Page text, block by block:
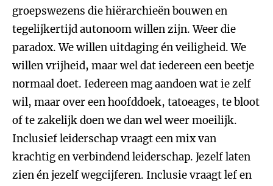
groepswezens die hiërarchieën bouwen en
tegelijkertijd autonoom willen zijn. Weer die
paradox. We willen uitdaging én veiligheid. We
willen vrijheid, maar wel dat iedereen een beetje
normaal doet. Iedereen mag aandoen wat ie zelf
wil, maar over een hoofddoek, tatoeages, te bloot
of te zakelijk doen we dan wel weer moeilijk.
Inclusief leiderschap vraagt een mix van
krachtig en verbindend leiderschap. Jezelf laten
zien én jezelf wegcijferen. Inclusie vraagt lef en